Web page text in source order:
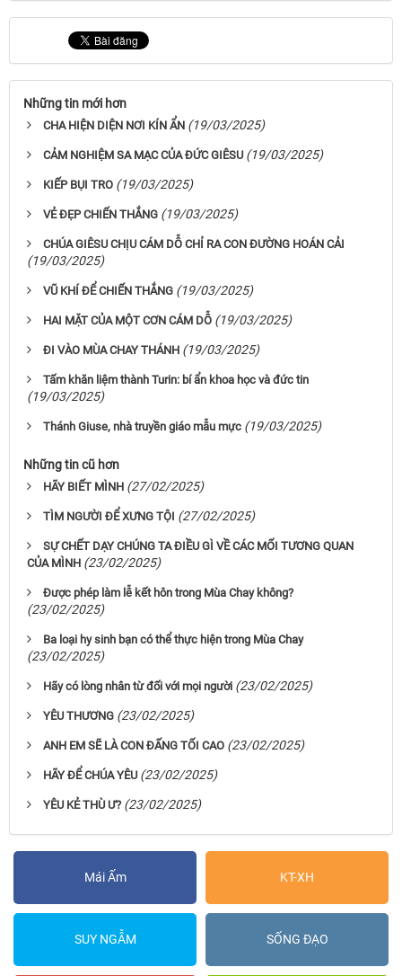
Những tin mới hơn
CHA HIỆN DIỆN NƠI KÍN ẨN (19/03/2025)
CẢM NGHIỆM SA MẠC CỦA ĐỨC GIÊSU (19/03/2025)
KIẾP BỤI TRO (19/03/2025)
VẺ ĐẸP CHIẾN THẮNG (19/03/2025)
CHÚA GIÊSU CHỊU CÁM DỖ CHỈ RA CON ĐƯỜNG HOÁN CẢI
(19/03/2025)
VŨ KHÍ ĐỂ CHIẾN THẮNG (19/03/2025)
HAI MẶT CỦA MỘT CƠN CÁM DỖ (19/03/2025)
ĐI VÀO MÙA CHAY THÁNH (19/03/2025)
Tấm khăn liệm thành Turin: bí ẩn khoa học và đức tin
(19/03/2025)
Thánh Giuse, nhà truyền giáo mẫu mực (19/03/2025)
Những tin cũ hơn
HÃY BIẾT MÌNH (27/02/2025)
TÌM NGƯỜI ĐỂ XƯNG TỘI (27/02/2025)
SỰ CHẾT DẠY CHÚNG TA ĐIỀU GÌ VỀ CÁC MỐI TƯƠNG QUAN
CỦA MÌNH (23/02/2025)
Được phép làm lễ kết hôn trong Mùa Chay không?
(23/02/2025)
Ba loại hy sinh bạn có thể thực hiện trong Mùa Chay
(23/02/2025)
Hãy có lòng nhân từ đối với mọi người (23/02/2025)
YÊU THƯƠNG (23/02/2025)
ANH EM SẼ LÀ CON ĐẤNG TỐI CAO (23/02/2025)
HÃY ĐỂ CHÚA YÊU (23/02/2025)
YÊU KẺ THÙ Ư? (23/02/2025)
Mái Ấm KT-XH
SUY NGẪM SỐNG ĐẠO